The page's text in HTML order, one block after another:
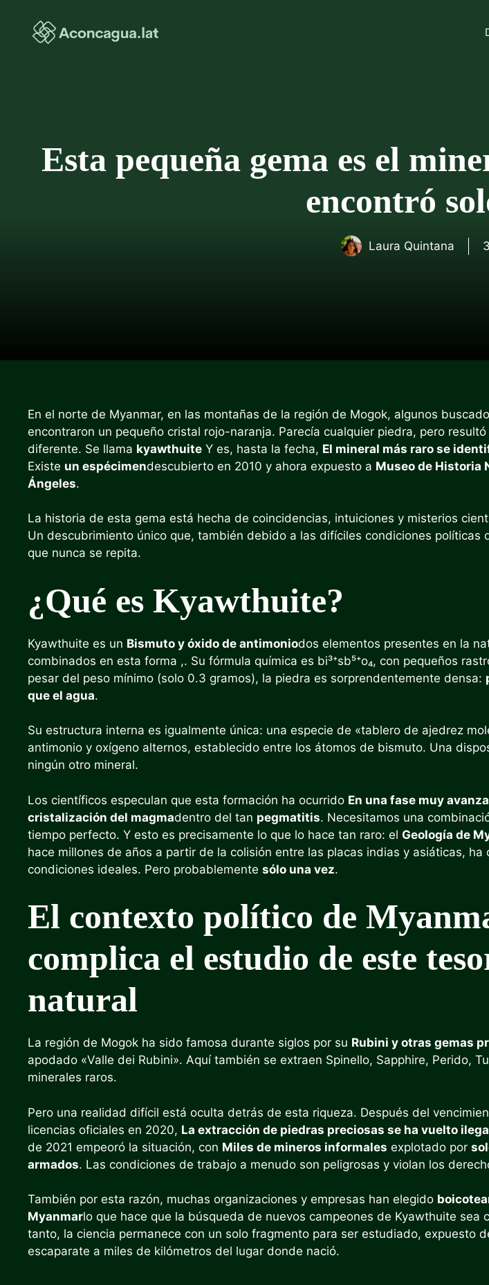
contenido
Esta pequeña gema es el
encontró
Laura Quintana
En el norte de Myanmar, en las montañas de la región de Mogok, algunos
encontraron un pequeño cristal rojo-naranja. Parecía cualquier piedra, pero
diferente. Se llama kyawthuite Y es, hasta la fecha, El mineral más raro se
Existe un espécimendescubierto en 2010 y ahora expuesto a Museo de Historia
Ángeles.
La historia de esta gema está hecha de coincidencias, intuiciones y misterios
Un descubrimiento único que, también debido a las difíciles condiciones políticas
que nunca se repita.
¿Qué es Kyawthuite?
Kyawthuite es un Bismuto y óxido de antimoniodos elementos presentes en la
combinados en esta forma ,. Su fórmula química es bi³⁺sb⁵⁺o₄, con pequeños
pesar del peso mínimo (solo 0.3 gramos), la piedra es sorprendentemente densa:
que el agua.
Su estructura interna es igualmente única: una especie de «tablero de ajedrez
antimonio y oxígeno alternos, establecido entre los átomos de bismuto. Una
ningún otro mineral.
Los científicos especulan que esta formación ha ocurrido En una fase muy
cristalización del magmadentro del tan pegmatitis. Necesitamos una
tiempo perfecto. Y esto es precisamente lo que lo hace tan raro: el Geología de
hace millones de años a partir de la colisión entre las placas indias y asiáticas, ha
condiciones ideales. Pero probablemente sólo una vez.
El contexto político de
complica el estudio de este
natural
La región de Mogok ha sido famosa durante siglos por su Rubini y otras gemas
apodado «Valle dei Rubini». Aquí también se extraen Spinello, Sapphire, Perido,
minerales raros.
Pero una realidad difícil está oculta detrás de esta riqueza. Después del
licencias oficiales en 2020, La extracción de piedras preciosas se ha vuelto
de 2021 empeoró la situación, con Miles de mineros informales explotado por
armados. Las condiciones de trabajo a menudo son peligrosas y violan los
También por esta razón, muchas organizaciones y empresas han elegido
Myanmarlo que hace que la búsqueda de nuevos campeones de Kyawthuite sea
tanto, la ciencia permanece con un solo fragmento para ser estudiado, expuesto
escaparate a miles de kilómetros del lugar donde nació.